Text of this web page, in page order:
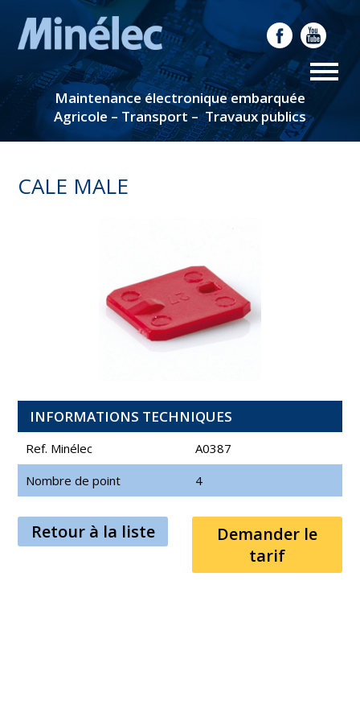
Maintenance électronique embarquée
Agricole – Transport – Travaux publics
CALE MALE
INFORMATIONS TECHNIQUES
Ref. Minélec
A0387
Nombre de point
4
Retour à la liste
Demander le
tarif